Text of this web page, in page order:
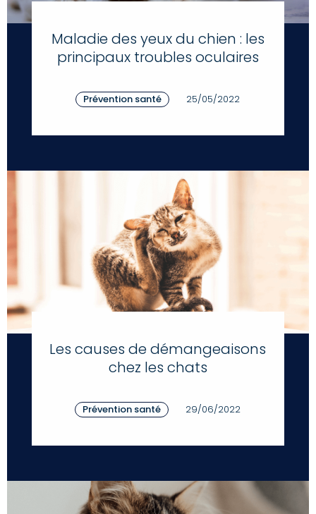
Maladie des yeux du chien : les
principaux troubles oculaires
Prévention santé 25/05/2022
Les causes de démangeaisons
chez les chats
Prévention santé 29/06/2022